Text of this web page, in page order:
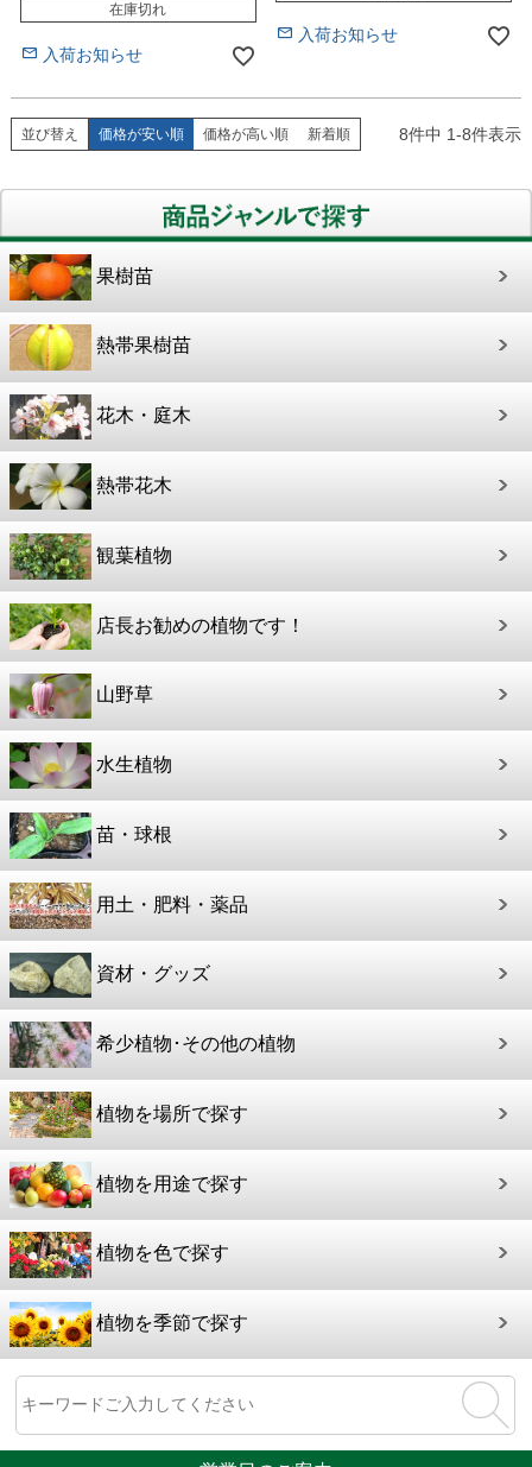
在庫切れ
入荷お知らせ
入荷お知らせ
並び替え 価格が安い順 価格が高い順 新着順 8件中 1-8件表示
果樹苗
熱帯果樹苗
花木・庭木
熱帯花木
観葉植物
店長お勧めの植物です！
山野草
水生植物
苗・球根
用土・肥料・薬品
資材・グッズ
希少植物･その他の植物
植物を場所で探す
植物を用途で探す
植物を色で探す
植物を季節で探す